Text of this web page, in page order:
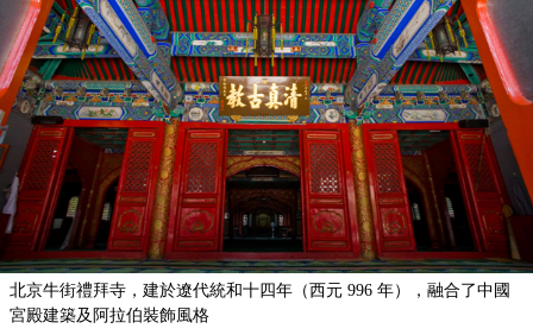
北京牛街禮拜寺，建於遼代統和十四年（西元 996 年），融合了中國
宮殿建築及阿拉伯裝飾風格